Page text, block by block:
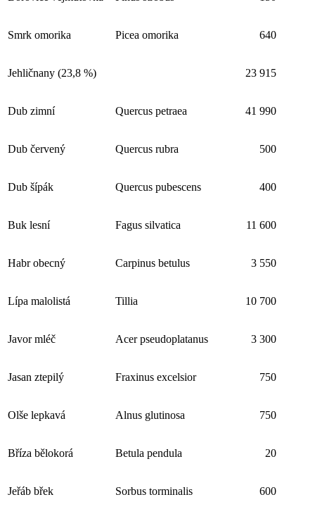
Smrk omorika Picea omorika 640
Jehličnany (23,8 %) 23 915
Dub zimní Quercus petraea 41 990
Dub červený Quercus rubra 500
Dub šípák Quercus pubescens 400
Buk lesní Fagus silvatica 11 600
Habr obecný Carpinus betulus 3 550
Lípa malolistá Tillia 10 700
Javor mléč Acer pseudoplatanus 3 300
Jasan ztepilý Fraxinus excelsior 750
Olše lepkavá Alnus glutinosa 750
Bříza bělokorá Betula pendula 20
Jeřáb břek Sorbus torminalis 600